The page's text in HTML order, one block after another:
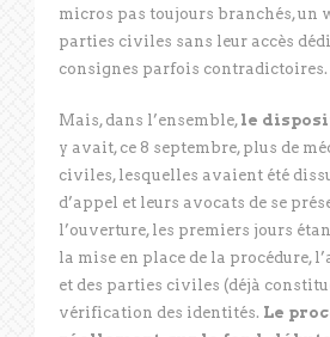
micros pas toujours branchés, un
parties civiles sans leur accès
consignes parfois contradictoires.
Mais, dans l’ensemble, le
y avait, ce 8 septembre, plus de
civiles, lesquelles avaient été
d’appel et leurs avocats de se
l’ouverture, les premiers jours
la mise en place de la procédure,
et des parties civiles (déjà
vérification des identités. Le